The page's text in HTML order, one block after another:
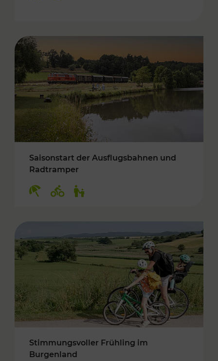
Saisonstart der Ausflugsbahnen und
Radtramper
Stimmungsvoller Frühling im
Burgenland